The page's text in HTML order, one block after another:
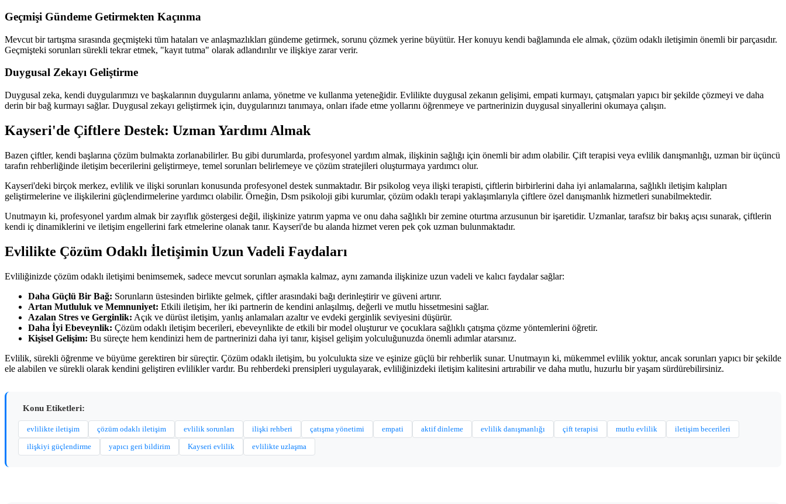
Geçmişi Gündeme Getirmekten Kaçınma
Mevcut bir tartışma sırasında geçmişteki tüm hataları ve anlaşmazlıkları gündeme getirmek, sorunu çözmek yerine büyütür. Her konuyu kendi bağlamında ele almak, çözüm odaklı iletişimin önemli bir parçasıdır.
Geçmişteki sorunları sürekli tekrar etmek, "kayıt tutma" olarak adlandırılır ve ilişkiye zarar verir.
Duygusal Zekayı Geliştirme
Duygusal zeka, kendi duygularımızı ve başkalarının duygularını anlama, yönetme ve kullanma yeteneğidir. Evlilikte duygusal zekanın gelişimi, empati kurmayı, çatışmaları yapıcı bir şekilde çözmeyi ve daha
derin bir bağ kurmayı sağlar. Duygusal zekayı geliştirmek için, duygularınızı tanımaya, onları ifade etme yollarını öğrenmeye ve partnerinizin duygusal sinyallerini okumaya çalışın.
Kayseri'de Çiftlere Destek: Uzman Yardımı Almak
Bazen çiftler, kendi başlarına çözüm bulmakta zorlanabilirler. Bu gibi durumlarda, profesyonel yardım almak, ilişkinin sağlığı için önemli bir adım olabilir. Çift terapisi veya evlilik danışmanlığı, uzman bir üçüncü
tarafın rehberliğinde iletişim becerilerini geliştirmeye, temel sorunları belirlemeye ve çözüm stratejileri oluşturmaya yardımcı olur.
Kayseri'deki birçok merkez, evlilik ve ilişki sorunları konusunda profesyonel destek sunmaktadır. Bir psikolog veya ilişki terapisti, çiftlerin birbirlerini daha iyi anlamalarına, sağlıklı iletişim kalıpları
geliştirmelerine ve ilişkilerini güçlendirmelerine yardımcı olabilir. Örneğin, Dsm psikoloji gibi kurumlar, çözüm odaklı terapi yaklaşımlarıyla çiftlere özel danışmanlık hizmetleri sunabilmektedir.
Unutmayın ki, profesyonel yardım almak bir zayıflık göstergesi değil, ilişkinize yatırım yapma ve onu daha sağlıklı bir zemine oturtma arzusunun bir işaretidir. Uzmanlar, tarafsız bir bakış açısı sunarak, çiftlerin
kendi iç dinamiklerini ve iletişim engellerini fark etmelerine olanak tanır. Kayseri'de bu alanda hizmet veren pek çok uzman bulunmaktadır.
Evlilikte Çözüm Odaklı İletişimin Uzun Vadeli Faydaları
Evliliğinizde çözüm odaklı iletişimi benimsemek, sadece mevcut sorunları aşmakla kalmaz, aynı zamanda ilişkinize uzun vadeli ve kalıcı faydalar sağlar:
Daha Güçlü Bir Bağ: Sorunların üstesinden birlikte gelmek, çiftler arasındaki bağı derinleştirir ve güveni artırır.
Artan Mutluluk ve Memnuniyet: Etkili iletişim, her iki partnerin de kendini anlaşılmış, değerli ve mutlu hissetmesini sağlar.
Azalan Stres ve Gerginlik: Açık ve dürüst iletişim, yanlış anlamaları azaltır ve evdeki gerginlik seviyesini düşürür.
Daha İyi Ebeveynlik: Çözüm odaklı iletişim becerileri, ebeveynlikte de etkili bir model oluşturur ve çocuklara sağlıklı çatışma çözme yöntemlerini öğretir.
Kişisel Gelişim: Bu süreçte hem kendinizi hem de partnerinizi daha iyi tanır, kişisel gelişim yolculuğunuzda önemli adımlar atarsınız.
Evlilik, sürekli öğrenme ve büyüme gerektiren bir süreçtir. Çözüm odaklı iletişim, bu yolculukta size ve eşinize güçlü bir rehberlik sunar. Unutmayın ki, mükemmel evlilik yoktur, ancak sorunları yapıcı bir şekilde
ele alabilen ve sürekli olarak kendini geliştiren evlilikler vardır. Bu rehberdeki prensipleri uygulayarak, evliliğinizdeki iletişim kalitesini artırabilir ve daha mutlu, huzurlu bir yaşam sürdürebilirsiniz.
Konu Etiketleri:
evlilikte iletişim çözüm odaklı iletişim evlilik sorunları ilişki rehberi çatışma yönetimi empati aktif dinleme evlilik danışmanlığı çift terapisi mutlu evlilik
iletişim becerileri
ilişkiyi güçlendirme
yapıcı geri bildirim Kayseri evlilik evlilikte uzlaşma